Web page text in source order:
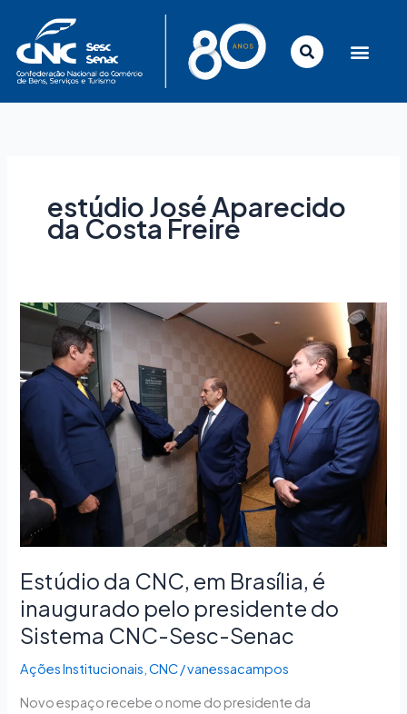
conteúdo
estúdio José Aparecido
da Costa Freire
Estúdio da CNC, em Brasília, é
inaugurado pelo presidente do
Sistema CNC-Sesc-Senac
Ações Institucionais ,CNC/vanessacampos
Novo espaço recebe o nome do presidente da
Estúdio
CNC,
em
Brasília,
inaugurado
pelo
presidente
Sistema
CNC-
Sesc-